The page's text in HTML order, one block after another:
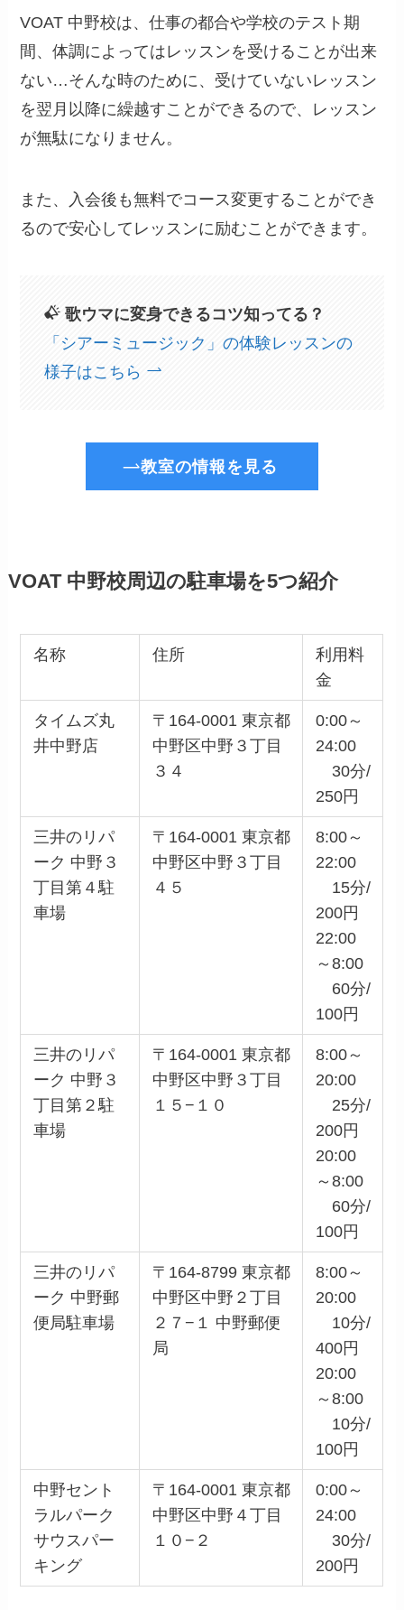
VOAT 中野校は、仕事の都合や学校のテスト期
間、体調によってはレッスンを受けることが出来
ない…そんな時のために、受けていないレッスン
を翌月以降に繰越すことができるので、レッスン
が無駄になりません。
また、入会後も無料でコース変更することができ
るので安心してレッスンに励むことができます。
歌ウマに変身できるコツ知ってる？
「シアーミュージック」の体験レッスンの
様子はこちら
教室の情報を見る
VOAT 中野校周辺の駐車場を5つ紹介
名称 住所
利用料
金
タイムズ丸
井中野店
〒164-0001 東京都
中野区中野３丁目
３４
0:00～
24:00
30分/
250円
三井のリパ
ーク 中野３
丁目第４駐
車場
〒164-0001 東京都
中野区中野３丁目
４５
8:00～
22:00
15分/
200円
22:00
～8:00
60分/
100円
三井のリパ
ーク 中野３
丁目第２駐
車場
〒164-0001 東京都
中野区中野３丁目
１５−１０
8:00～
20:00
25分/
200円
20:00
～8:00
60分/
100円
三井のリパ
ーク 中野郵
便局駐車場
〒164-8799 東京都
中野区中野２丁目
２７−１ 中野郵便
局
8:00～
20:00
10分/
400円
20:00
～8:00
10分/
100円
中野セント
ラルパーク
サウスパー
キング
〒164-0001 東京都
中野区中野４丁目
１０−２
0:00～
24:00
30分/
200円